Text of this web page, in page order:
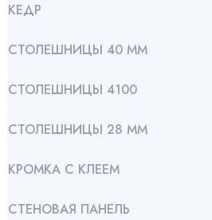
КЕДР
СТОЛЕШНИЦЫ 40 ММ
СТОЛЕШНИЦЫ 4100
СТОЛЕШНИЦЫ 28 ММ
КРОМКА С КЛЕЕМ
СТЕНОВАЯ ПАНЕЛЬ